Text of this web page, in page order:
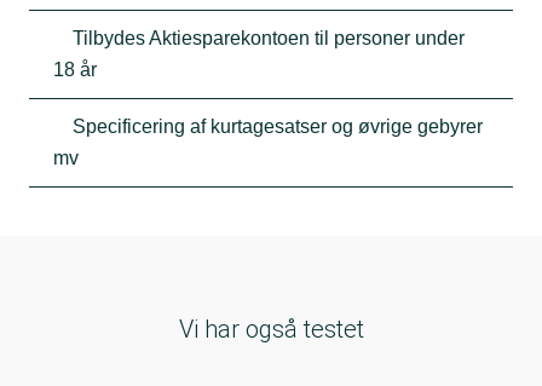
Tilbydes Aktiesparekontoen til personer under
18 år
Specificering af kurtagesatser og øvrige gebyrer
mv
Vi har også testet